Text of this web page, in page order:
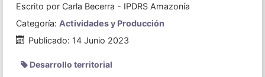
Escrito por Carla Becerra - IPDRS Amazonía
Categoría: Actividades y Producción
Publicado: 14 Junio 2023
Desarrollo territorial